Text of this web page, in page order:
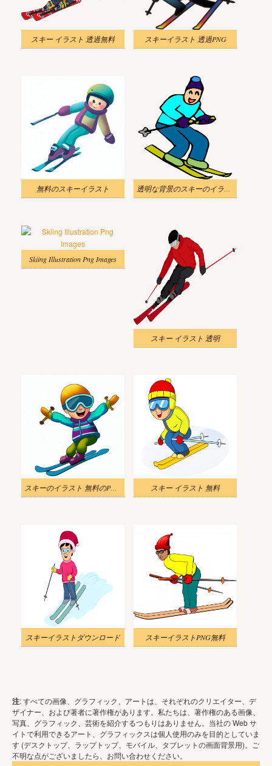
スキー イラスト 透過無料 スキーイラスト 透過PNG
無料のスキーイラスト 透明な背景のスキーのイラスト
Skiing Illustration Png Images
スキー イラスト 透明
スキーのイラスト 無料のPNG画像 スキー イラスト 無料
スキーイラストダウンロード スキーイラストPNG無料
注: すべての画像、グラフィック、アートは、それぞれのクリエイター、デ
ザイナー、および著者に著作権があります。私たちは、著作権のある画像、
写真、グラフィック、芸術を紹介するつもりはありません。当社の Web サ
イトで利用できるアート、グラフィックスは個人使用のみを目的としていま
す (デスクトップ、ラップトップ、モバイル、タブレットの画面背景用)。ご
不明な点がございましたら、お問い合わせください。